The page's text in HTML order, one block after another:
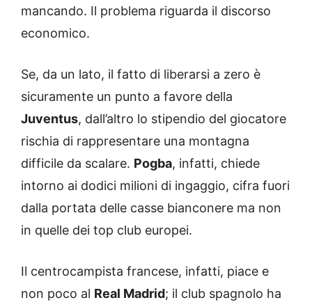
mancando. Il problema riguarda il discorso
economico.
Se, da un lato, il fatto di liberarsi a zero è
sicuramente un punto a favore della
Juventus, dall’altro lo stipendio del giocatore
rischia di rappresentare una montagna
difficile da scalare. Pogba, infatti, chiede
intorno ai dodici milioni di ingaggio, cifra fuori
dalla portata delle casse bianconere ma non
in quelle dei top club europei.
Il centrocampista francese, infatti, piace e
non poco al Real Madrid; il club spagnolo ha